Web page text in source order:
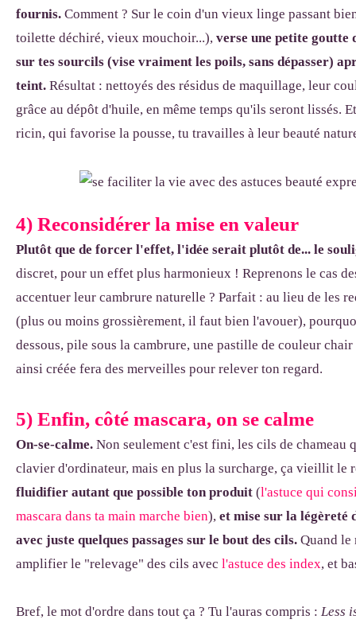
fournis. Comment ? Sur le coin d'un vieux linge passant
toilette déchiré, vieux mouchoir...), verse une petite goutte
sur tes sourcils (vise vraiment les poils, sans dépasser)
teint. Résultat : nettoyés des résidus de maquillage, leur
grâce au dépôt d'huile, en même temps qu'ils seront lissés.
ricin, qui favorise la pousse, tu travailles à leur beauté
4) Reconsidérer la mise en valeur
Plutôt que de forcer l'effet, l'idée serait plutôt de... le
discret, pour un effet plus harmonieux ! Reprenons le cas
accentuer leur cambrure naturelle ? Parfait : au lieu de les
(plus ou moins grossièrement, il faut bien l'avouer),
dessous, pile sous la cambrure, une pastille de couleur
ainsi créée fera des merveilles pour relever ton regard.
5) Enfin, côté mascara, on se calme
On-se-calme. Non seulement c'est fini, les cils de chameau
clavier d'ordinateur, mais en plus la surcharge, ça vieillit le
fluidifier autant que possible ton produit (l'astuce qui
mascara dans ta main marche bien), et mise sur la légèreté
avec juste quelques passages sur le bout des cils. Quand le
amplifier le "relevage" des cils avec l'astuce des index, et
Bref, le mot d'ordre dans tout ça ? Tu l'auras compris : Less